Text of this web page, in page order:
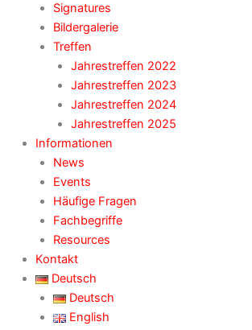
Signatures
Bildergalerie
Treffen
Jahrestreffen 2022
Jahrestreffen 2023
Jahrestreffen 2024
Jahrestreffen 2025
Informationen
News
Events
Häufige Fragen
Fachbegriffe
Resources
Kontakt
Deutsch
Deutsch
English